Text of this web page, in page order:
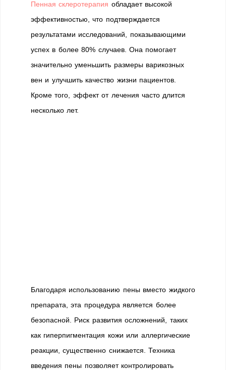
Пенная склеротерапия обладает высокой
эффективностью, что подтверждается
результатами исследований, показывающими
успех в более 80% случаев. Она помогает
значительно уменьшить размеры варикозных
вен и улучшить качество жизни пациентов.
Кроме того, эффект от лечения часто длится
несколько лет.
Благодаря использованию пены вместо жидкого
препарата, эта процедура является более
безопасной. Риск развития осложнений, таких
как гиперпигментация кожи или аллергические
реакции, существенно снижается. Техника
введения пены позволяет контролировать